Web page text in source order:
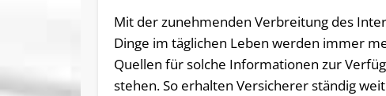
Mit der zunehmenden Verbreitung des
Dinge im täglichen Leben werden immer
Quellen für solche Informationen zur
stehen. So erhalten Versicherer ständig